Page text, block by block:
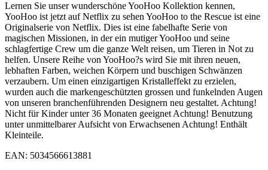
Lernen Sie unser wunderschöne YooHoo Kollektion kennen,
YooHoo ist jetzt auf Netflix zu sehen YooHoo to the Rescue ist eine
Originalserie von Netflix. Dies ist eine fabelhafte Serie von
magischen Missionen, in der ein mutiger YooHoo und seine
schlagfertige Crew um die ganze Welt reisen, um Tieren in Not zu
helfen. Unsere Reihe von YooHoo?s wird Sie mit ihren neuen,
lebhaften Farben, weichen Körpern und buschigen Schwänzen
verzaubern. Um einen einzigartigen Kristalleffekt zu erzielen,
wurden auch die markengeschützten grossen und funkelnden Augen
von unseren branchenführenden Designern neu gestaltet. Achtung!
Nicht für Kinder unter 36 Monaten geeignet Achtung! Benutzung
unter unmittelbarer Aufsicht von Erwachsenen Achtung! Enthält
Kleinteile.
EAN: 5034566613881